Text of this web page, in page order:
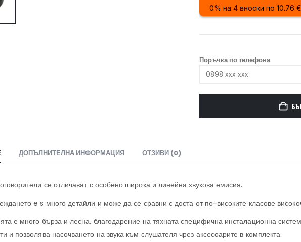
0% на 4 вноски по 10.76
Поръчка по телефона
ДОПЪЛНИТЕЛНА ИНФОРМАЦИЯ ОТЗИВИ (0)
се отличават с особено широка и линейна звукова емисия.
e s много детайли и може да се сравни с доста от по-високите класове
е много бърза и лесна, благодарение на тяхната специфична инсталационна
и позволява насочването на звука към слушателя чрез аксесоарите в комплекта.